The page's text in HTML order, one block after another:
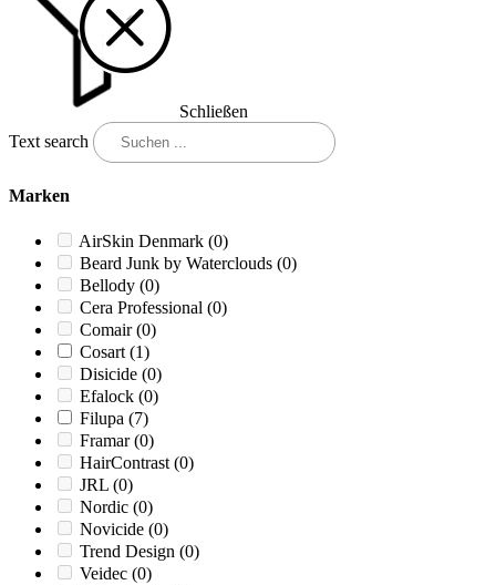
Schließen
Text search
Marken
AirSkin Denmark (0)
Beard Junk by Waterclouds (0)
Bellody (0)
Cera Professional (0)
Comair(0)
Cosart (1)
Disicide (0)
Efalock (0)
Filupa (7)
Framar(0)
HairContrast (0)
JRL (0)
Nordic (0)
Novicide (0)
Trend Design (0)
Veidec (0)